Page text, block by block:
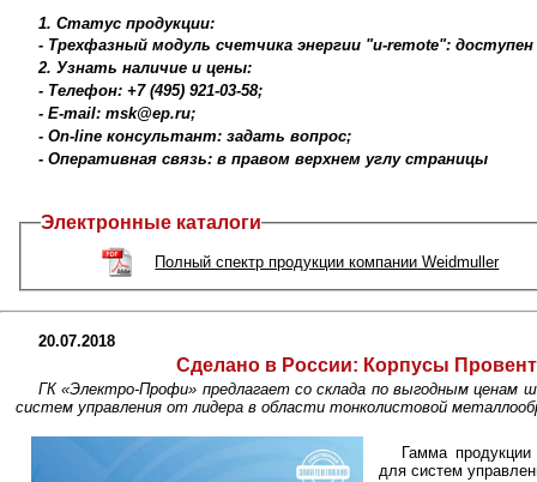
1. Статус продукции:
- Трехфазный модуль счетчика энергии "u-remote":
2. Узнать наличие и цены:
- Телефон: +7 (495) 921-03-58;
- E-mail: msk@ep.ru;
- On-line консультант: задать вопрос;
- Оперативная связь: в правом верхнем углу страницы
Электронные каталоги
Полный спектр продукции компании Weidmuller
20.07.2018
Сделано в России: Корпусы
ГК «Электро-Профи» предлагает со склада по выгодным ценам
систем управления от лидера в области тонколистовой
Гамма
для систем